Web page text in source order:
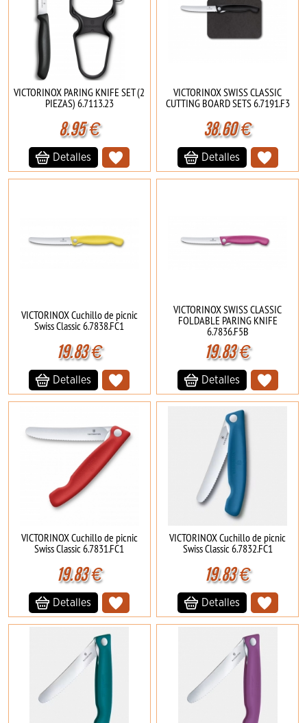
VICTORINOX PARING KNIFE SET (2
PIEZAS) 6.7113.23
8.95€
Detalles
VICTORINOX SWISS CLASSIC
CUTTING BOARD SETS 6.7191.F3
38.60€
Detalles
VICTORINOX Cuchillo de picnic
Swiss Classic 6.7838.FC1
19.83€
Detalles
VICTORINOX SWISS CLASSIC
FOLDABLE PARING KNIFE
6.7836.F5B
19.83€
Detalles
VICTORINOX Cuchillo de picnic
Swiss Classic 6.7831.FC1
19.83€
Detalles
VICTORINOX Cuchillo de picnic
Swiss Classic 6.7832.FC1
19.83€
Detalles